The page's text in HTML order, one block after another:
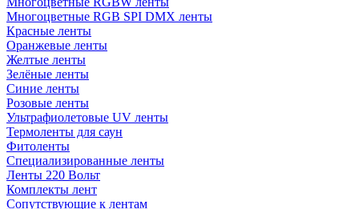
Многоцветные RGB SPI DMX ленты
Красные ленты
Оранжевые ленты
Желтые ленты
Зелёные ленты
Синие ленты
Розовые ленты
Ультрафиолетовые UV ленты
Термоленты для саун
Фитоленты
Специализированные ленты
Ленты 220 Вольт
Комплекты лент
Сопутствующие к лентам